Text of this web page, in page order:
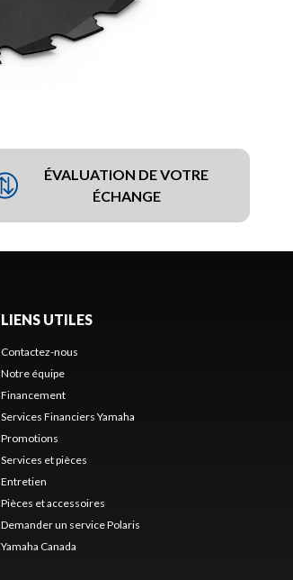
ÉVALUATION DE VOTRE
ÉCHANGE
LIENS UTILES
Contactez-nous
Notre équipe
Financement
Services Financiers Yamaha
Promotions
Services et pièces
Entretien
Pièces et accessoires
Demander un service Polaris
Yamaha Canada